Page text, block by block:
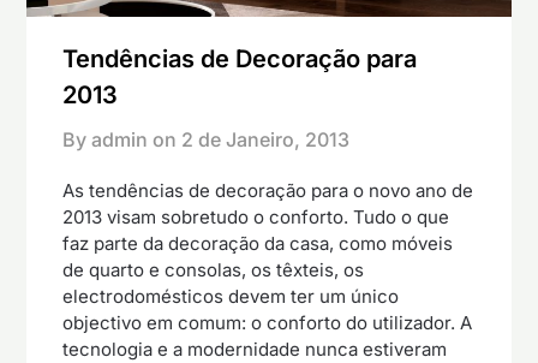
Tendências de Decoração para
2013
By admin on 2 de Janeiro, 2013
As tendências de decoração para o novo ano de
2013 visam sobretudo o conforto. Tudo o que
faz parte da decoração da casa, como móveis
de quarto e consolas, os têxteis, os
electrodomésticos devem ter um único
objectivo em comum: o conforto do utilizador. A
tecnologia e a modernidade nunca estiveram